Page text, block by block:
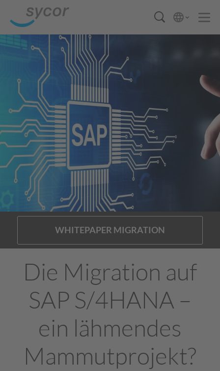
WHITEPAPER MIGRATION
Die Migration auf
SAP S/4HANA –
ein lähmendes
Mammutprojekt?